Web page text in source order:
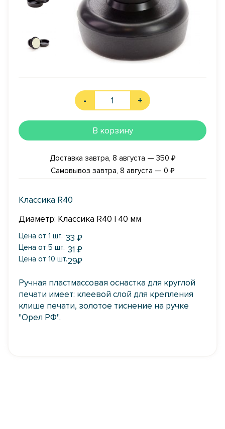
- +
В корзину
Доставка завтра, 8 августа — 350 ₽
Самовывоз завтра, 8 августа — 0 ₽
Классика R40
Диаметр: Классика R40 | 40 мм
Цена от 1 шт. 33 ₽
Цена от 5 шт. 31 ₽
Цена от 10 шт.29₽
Ручная пластмассовая оснастка для круглой
печати имеет: клеевой слой для крепления
клише печати, золотое тиснение на ручке
"Орел РФ".